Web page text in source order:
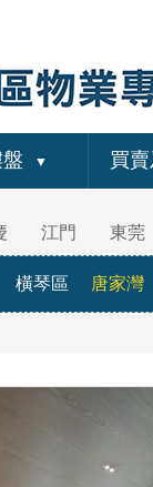
▼ 買
橫琴區 唐家灣
江門 東莞